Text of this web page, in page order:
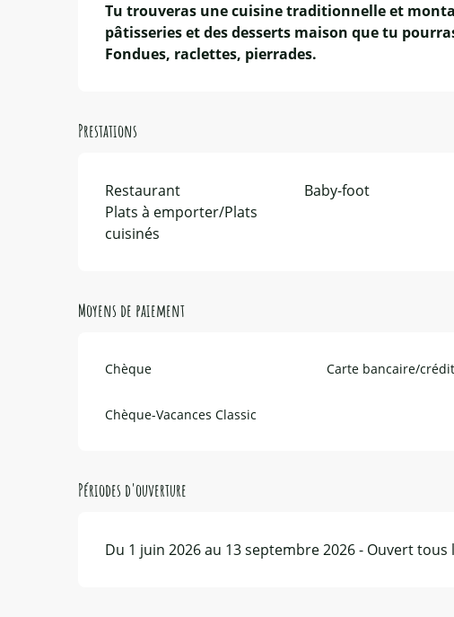
Tu trouveras une cuisine traditionnelle et
pâtisseries et des desserts maison que tu
Fondues, raclettes, pierrades.
Prestations
Restaurant Baby-foot
Plats à emporter/Plats
cuisinés
Moyens de paiement
Chèque Carte bancaire/crédit
Chèque-Vacances Classic
Périodes d'ouverture
Du 1 juin 2026 au 13 septembre 2026 - Ouvert tous